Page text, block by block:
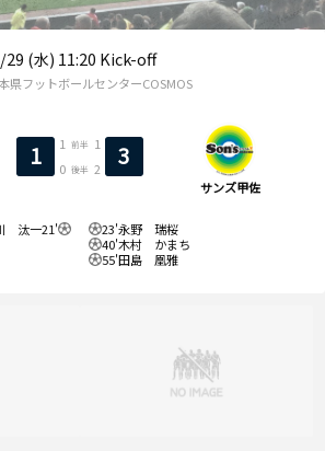
29 (水) 11:20 Kick-off
1 1 前半
1
0 後半 2 3
サンズ甲佐
21'
汰⼀ 23'永野 瑞桜
40'木村 かまち
55'田島 凰雅
県フットボールセンターCOSMOS